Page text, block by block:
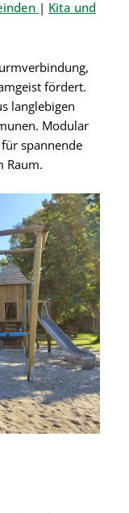
| Kita und
fördert.
langlebigen
Modular
spannende
Raum.